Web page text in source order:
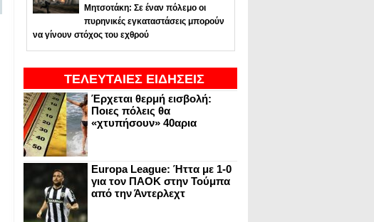
Μητσοτάκη: Σε έναν πόλεμο οι
πυρηνικές εγκαταστάσεις μπορούν
να γίνουν στόχος του εχθρού
ΤΕΛΕΥΤΑΙΕΣ ΕΙΔΗΣΕΙΣ
Έρχεται θερμή εισβολή:
Ποιες πόλεις θα
«χτυπήσουν» 40αρια
Europa League: Ήττα με 1-0
για τον ΠΑΟΚ στην Τούμπα
από την Άντερλεχτ